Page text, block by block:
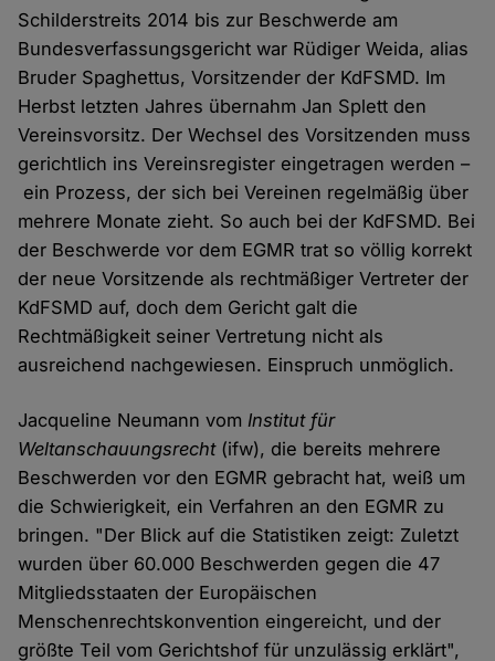
Schilderstreits 2014 bis zur Beschwerde am
Bundesverfassungsgericht war Rüdiger Weida, alias
Bruder Spaghettus, Vorsitzender der KdFSMD. Im
Herbst letzten Jahres übernahm Jan Splett den
Vereinsvorsitz. Der Wechsel des Vorsitzenden muss
gerichtlich ins Vereinsregister eingetragen werden –
ein Prozess, der sich bei Vereinen regelmäßig über
mehrere Monate zieht. So auch bei der KdFSMD. Bei
der Beschwerde vor dem EGMR trat so völlig korrekt
der neue Vorsitzende als rechtmäßiger Vertreter der
KdFSMD auf, doch dem Gericht galt die
Rechtmäßigkeit seiner Vertretung nicht als
ausreichend nachgewiesen. Einspruch unmöglich.
Jacqueline Neumann vomInstitut für
Weltanschauungsrecht(ifw), die bereits mehrere
Beschwerden vor den EGMR gebracht hat, weiß um
die Schwierigkeit, ein Verfahren an den EGMR zu
bringen. "Der Blick auf die Statistiken zeigt: Zuletzt
wurden über 60.000 Beschwerden gegen die 47
Mitgliedsstaaten der Europäischen
Menschenrechtskonvention eingereicht, und der
größte Teil vom Gerichtshof für unzulässig erklärt",